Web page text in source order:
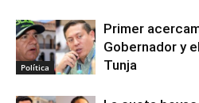
Política
Primer
Gobernador y
Tunja